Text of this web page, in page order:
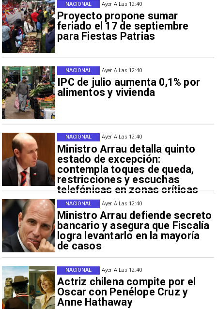
Ayer A Las 12:40
Proyecto propone sumar
feriado el 17 de septiembre
para Fiestas Patrias
NACIONAL
Ayer A Las 12:40
IPC de julio aumenta 0,1% por
alimentos y vivienda
NACIONAL
Ayer A Las 12:40
Ministro Arrau detalla quinto
estado de excepción:
contempla toques de queda,
restricciones y escuchas
telefónicas en zonas críticas
NACIONAL
Ayer A Las 12:40
Ministro Arrau defiende secreto
bancario y asegura que Fiscalía
logra levantarlo en la mayoría
de casos
NACIONAL
Ayer A Las 12:40
Actriz chilena compite por el
Oscar con Penélope Cruz y
Anne Hathaway
NACIONAL